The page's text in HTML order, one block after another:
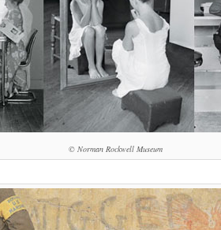
© Norman Rockwell Museum